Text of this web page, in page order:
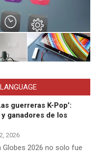
guerreras K-Pop’:
ganadores de los
2026
Globes 2026 no solo fue